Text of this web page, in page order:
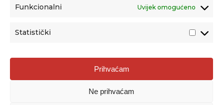
Funkcionalni Uvijek omogućeno
Statistički
Prihvaćam
Ne prihvaćam
Agencija za odgoj i obrazovanje
Donje Svetice 38, 10000 Zagreb
1778129